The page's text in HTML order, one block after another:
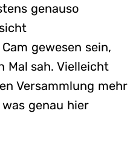
genauso
gewesen sein,
Mal sah. Vielleicht
Versammlung mehr
genau hier